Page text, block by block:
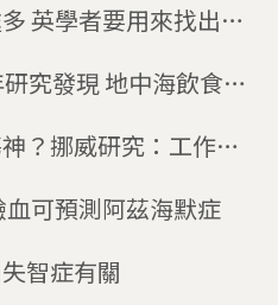
英學者要用來找出失
究發現 地中海飲食無
？挪威研究：工作越
可預測阿茲海默症
智症有關